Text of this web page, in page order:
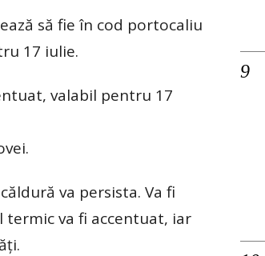
să fie în cod portocaliu
17 iulie.
valabil pentru 17
va persista. Va fi
va fi accentuat, iar